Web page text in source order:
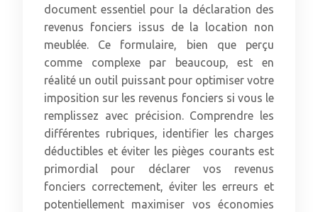
document essentiel pour la déclaration des
revenus fonciers issus de la location non
meublée. Ce formulaire, bien que perçu
comme complexe par beaucoup, est en
réalité un outil puissant pour optimiser votre
imposition sur les revenus fonciers si vous le
remplissez avec précision. Comprendre les
différentes rubriques, identifier les charges
déductibles et éviter les pièges courants est
primordial pour déclarer vos revenus
fonciers correctement, éviter les erreurs et
potentiellement maximiser vos économies